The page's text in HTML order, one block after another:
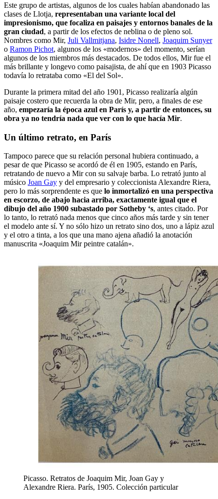
Este grupo de artistas, algunos de los cuales habían abandonado las
clases de Llotja, representaban una variante local del
impresionismo, que focaliza en paisajes y entornos banales de la
gran ciudad, a partir de los efectos de neblina o de pleno sol.
Nombres como Mir, Juli Vallmitjana, Isidre Nonell, Joaquim Sunyer
o Ramon Pichot, algunos de los «modernos» del momento, serían
algunos de los miembros más destacados. De todos ellos, Mir fue el
más brillante y longevo como paisajista, de ahí que en 1903 Picasso
todavía lo retrataba como «El del Sol».
Durante la primera mitad del año 1901, Picasso realizaría algún
paisaje costero que recuerda la obra de Mir, pero, a finales de ese
año, empezaría la época azul en París y, a partir de entonces, su
obra ya no tendría nada que ver con lo que hacía Mir.
Un último retrato, en París
Tampoco parece que su relación personal hubiera continuado, a
pesar de que Picasso se acordó de él en 1905, estando en París,
retratando de nuevo a Mir con su salvaje barba. Lo retrató junto al
músico Joan Gay y del empresario y coleccionista Alexandre Riera,
pero lo más sorprendente es que lo inmortalizó en una perspectiva
en escorzo, de abajo hacia arriba, exactamente igual que el
dibujo del año 1900 subastado por Sotheby ‘s, antes citado. Por
lo tanto, lo retrató nada menos que cinco años más tarde y sin tener
el modelo ante sí. Y no sólo hizo un retrato sino dos, uno a lápiz azul
y el otro a tinta, a los que una mano ajena añadió la anotación
manuscrita «Joaquim Mir peintre catalán».
Picasso. Retratos de Joaquim Mir, Joan Gay y
Alexandre Riera. París, 1905. Colección particular